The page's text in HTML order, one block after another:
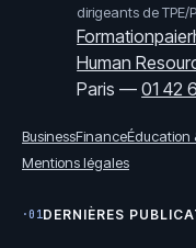
dirigeants de TPE/
Human
Paris —01 42
BusinessFinanceÉducation
Mentions légales
·01DERNIÈRES